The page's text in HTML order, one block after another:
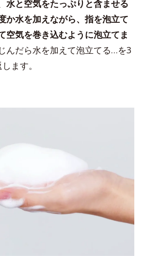
水と空気をたっぷりと含ませる
か水を加えながら、指を泡立て
空気を巻き込むように泡立てま
んだら水を加えて泡立てる…を3
ます。